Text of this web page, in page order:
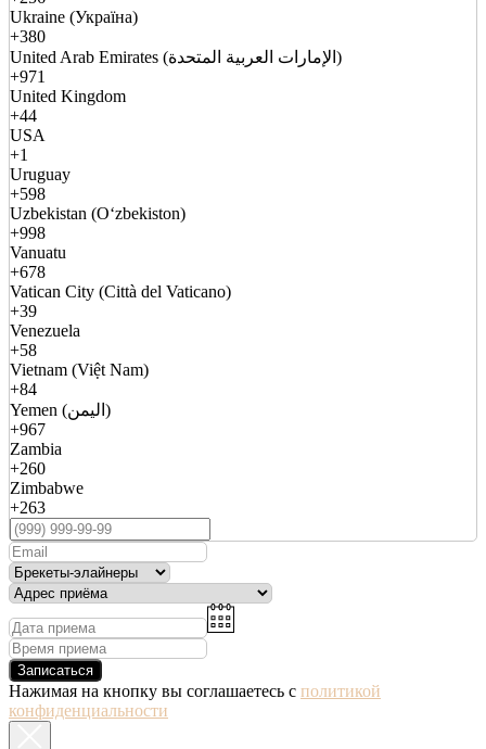
Ukraine (Україна)
+380
United Arab Emirates (الإمارات العربية المتحدة)
+971
United Kingdom
+44
USA
+1
Uruguay
+598
Uzbekistan (Oʻzbekiston)
+998
Vanuatu
+678
Vatican City (Città del Vaticano)
+39
Venezuela
+58
Vietnam (Việt Nam)
+84
Yemen (اليمن)
+967
Zambia
+260
Zimbabwe
+263
Записаться
Нажимая на кнопку вы соглашаетесь с политикой
конфиденциальности